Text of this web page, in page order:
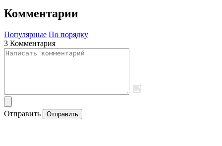
Комментарии
Популярные По порядку
3 Комментария
Отправить Отправить